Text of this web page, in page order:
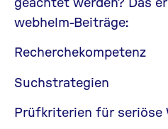
webhelm-Beiträge:
Recherchekompetenz
Suchstrategien
Prüfkriterien für seriöse